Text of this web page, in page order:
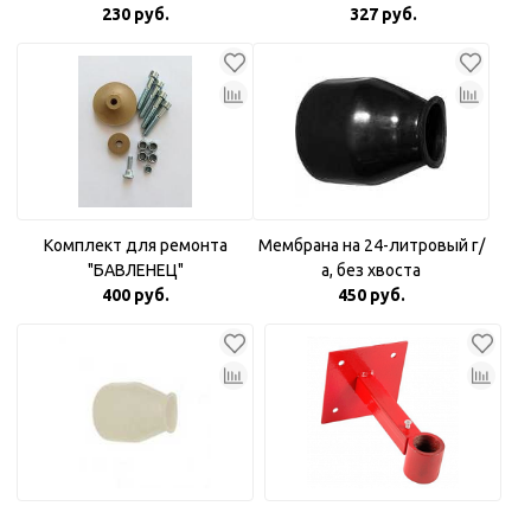
230 руб.
327 руб.
Комплект для ремонта
"БАВЛЕНЕЦ"
400 руб.
Мембрана на 24-литровый г/
а, без хвоста
450 руб.